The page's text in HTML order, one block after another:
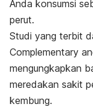
Anda konsumsi
perut.
Studi yang terbit
Complementary
mengungkapkan
meredakan sakit
kembung.